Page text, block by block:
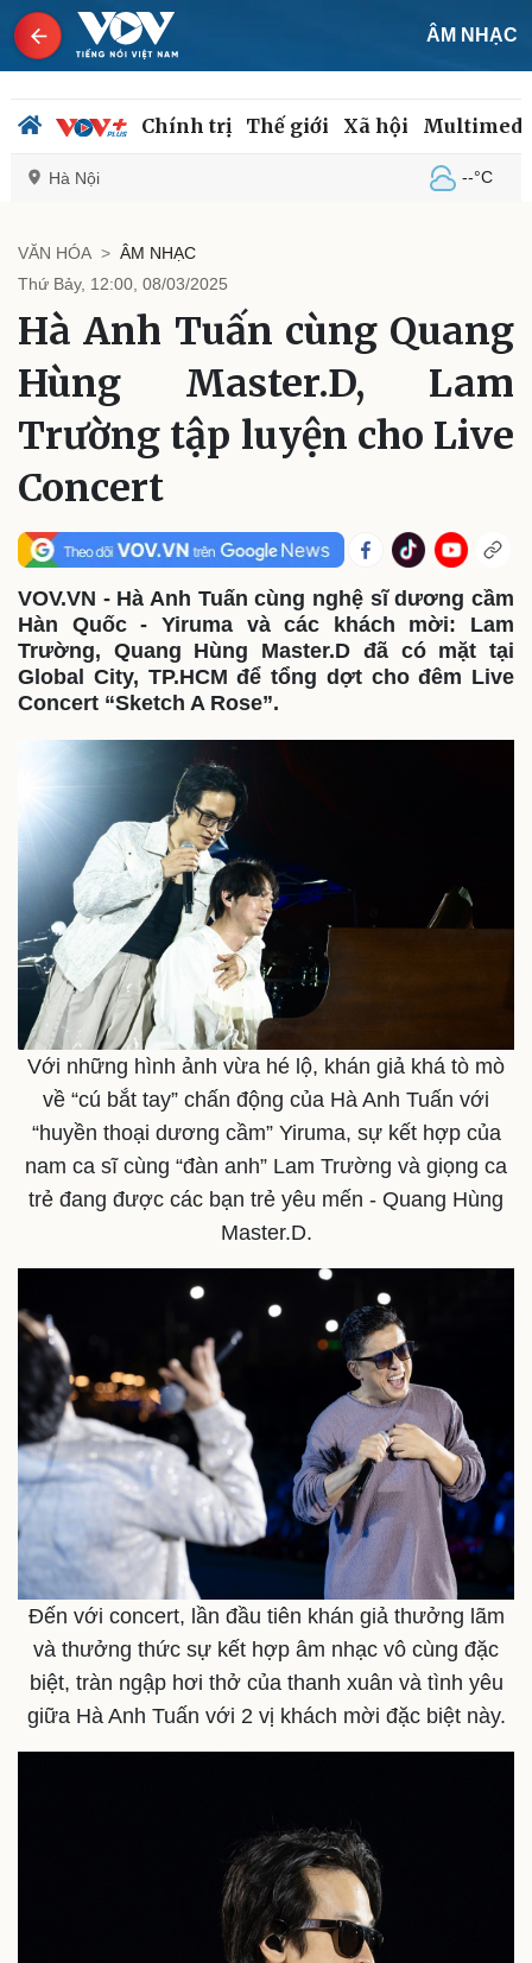
ÂM NHẠC
Chính trị Thế giới Xã hội
Hà Nội --°C
Chính trị
Đảng
Tổ chức nhân sự
Quốc hội
Nhận diện sự thật
Tin 24h
Dự báo thời tiết
Giáo dục
Dấu ấn VOV
Việc làm
Biển đảo
Thế giới
Cuộc sống đó đây
Multimedia
Video
Ảnh
Infographic
VĂN HÓA
ÂM NHẠC
Thứ Bảy, 12:00, 08/03/2025
Hà Anh Tuấn cùng Quang
Hùng Master.D, Lam
Trường tập luyện cho Live
Concert
VOV.VN - Hà Anh Tuấn cùng nghệ sĩ dương cầm
Hàn Quốc - Yiruma và các khách mời: Lam
Trường, Quang Hùng Master.D đã có mặt tại
Global City, TP.HCM để tổng dợt cho đêm Live
Concert “Sketch A Rose”.
Với những hình ảnh vừa hé lộ, khán giả khá tò mò
về “cú bắt tay” chấn động của Hà Anh Tuấn với
“huyền thoại dương cầm” Yiruma, sự kết hợp của
nam ca sĩ cùng “đàn anh” Lam Trường và giọng ca
trẻ đang được các bạn trẻ yêu mến - Quang Hùng
Master.D.
Đến với concert, lần đầu tiên khán giả thưởng lãm
và thưởng thức sự kết hợp âm nhạc vô cùng đặc
biệt, tràn ngập hơi thở của thanh xuân và tình yêu
giữa Hà Anh Tuấn với 2 vị khách mời đặc biệt này.